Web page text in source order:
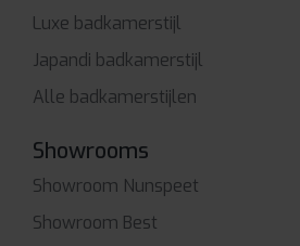
Luxe badkamerstijl
Japandi badkamerstijl
Alle badkamerstijlen
Showrooms
Showroom Nunspeet
Showroom Best